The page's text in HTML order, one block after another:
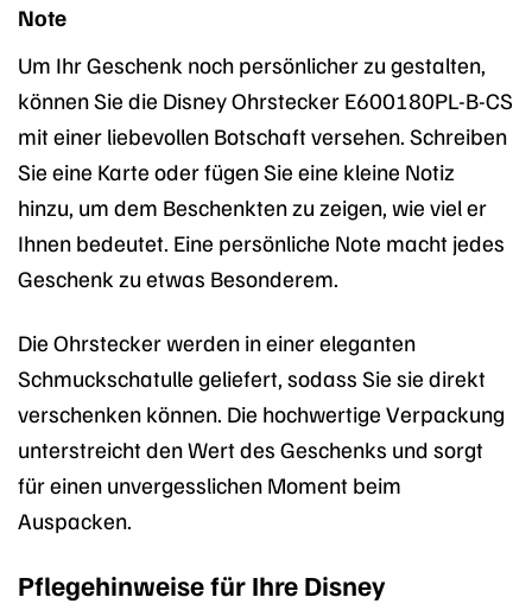
Note
Um Ihr Geschenk noch persönlicher zu gestalten,
können Sie die Disney Ohrstecker E600180PL-B-CS
mit einer liebevollen Botschaft versehen. Schreiben
Sie eine Karte oder fügen Sie eine kleine Notiz
hinzu, um dem Beschenkten zu zeigen, wie viel er
Ihnen bedeutet. Eine persönliche Note macht jedes
Geschenk zu etwas Besonderem.
Die Ohrstecker werden in einer eleganten
Schmuckschatulle geliefert, sodass Sie sie direkt
verschenken können. Die hochwertige Verpackung
unterstreicht den Wert des Geschenks und sorgt
für einen unvergesslichen Moment beim
Auspacken.
Pflegehinweise für Ihre Disney